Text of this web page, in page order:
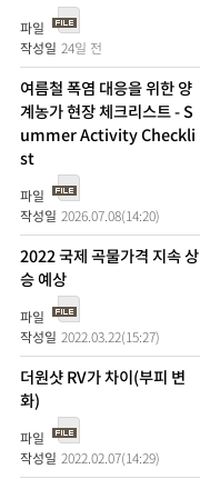
24일 전
여름철 폭염 대응을 위한 양
계농가 현장 체크리스트 - S
ummer Activity Checkli
st
2026.07.08(14:20)
2022 국제 곡물가격 지속 상
승 예상
2022.03.22(15:27)
더원샷 RV가 차이(부피 변
화)
2022.02.07(14:29)